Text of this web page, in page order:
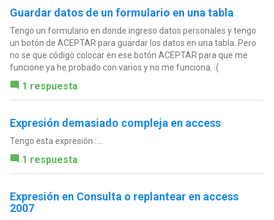
Guardar datos de un formulario en una tabla
Tengo un formulario en donde ingreso datos personales y tengo
un botón de ACEPTAR para guardar los datos en una tabla. Pero
no se que código colocar en ese botón ACEPTAR para que me
funcione ya he probado con varios y no me funciona. :(
1 respuesta
Expresión demasiado compleja en access
Tengo esta expresión :...
1 respuesta
Expresión en Consulta o replantear en access
2007